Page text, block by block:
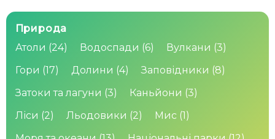
Природа
Атоли (24) Водоспади (6) Вулкани (3)
Гори (17) Долини (4) Заповідники (8)
Затоки та лагуни (3) Каньйони (3)
Ліси (2) Льодовики (2) Мис (1)